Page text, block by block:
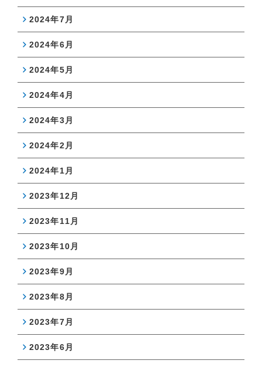
2024年7月
2024年6月
2024年5月
2024年4月
2024年3月
2024年2月
2024年1月
2023年12月
2023年11月
2023年10月
2023年9月
2023年8月
2023年7月
2023年6月